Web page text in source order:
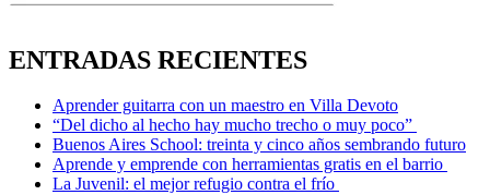
ENTRADAS RECIENTES
Aprender guitarra con un maestro en Villa Devoto
“Del dicho al hecho hay mucho trecho o muy poco”
Buenos Aires School: treinta y cinco años sembrando futuro
Aprende y emprende con herramientas gratis en el barrio
La Juvenil: el mejor refugio contra el frío